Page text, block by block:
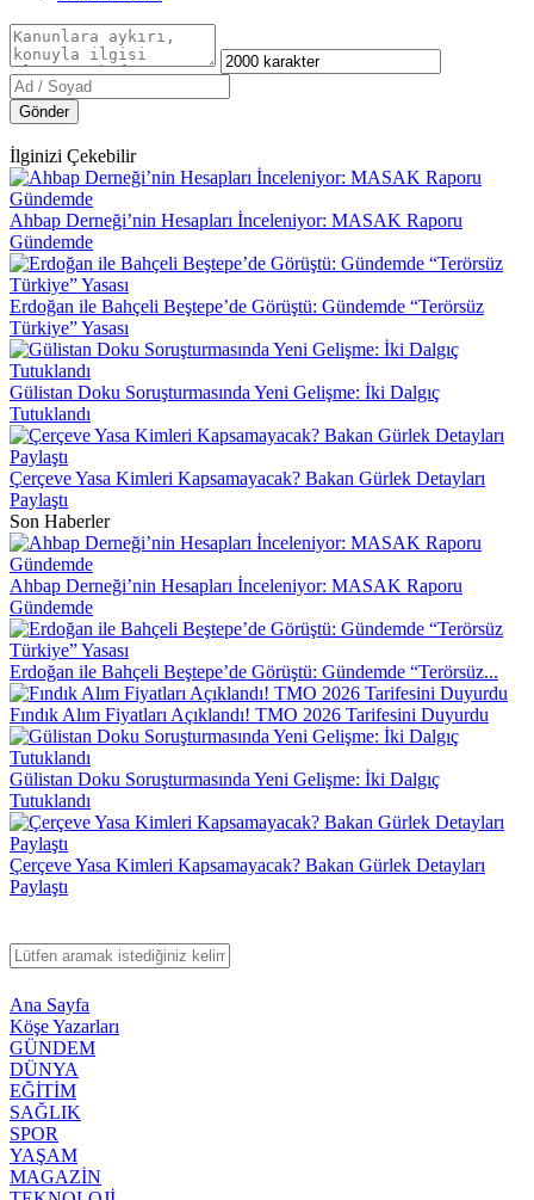
Gönder
İlginizi Çekebilir
Ahbap Derneği’nin Hesapları İnceleniyor: MASAK Raporu
Gündemde
Erdoğan ile Bahçeli Beştepe’de Görüştü: Gündemde “Terörsüz
Türkiye” Yasası
Gülistan Doku Soruşturmasında Yeni Gelişme: İki Dalgıç
Tutuklandı
Çerçeve Yasa Kimleri Kapsamayacak? Bakan Gürlek Detayları
Paylaştı
Son Haberler
Ahbap Derneği’nin Hesapları İnceleniyor: MASAK Raporu
Gündemde
Erdoğan ile Bahçeli Beştepe’de Görüştü: Gündemde “Terörsüz...
Fındık Alım Fiyatları Açıklandı! TMO 2026 Tarifesini Duyurdu
Gülistan Doku Soruşturmasında Yeni Gelişme: İki Dalgıç
Tutuklandı
Çerçeve Yasa Kimleri Kapsamayacak? Bakan Gürlek Detayları
Paylaştı
Ana Sayfa
Köşe Yazarları
GÜNDEM
DÜNYA
EĞİTİM
SAĞLIK
SPOR
YAŞAM
MAGAZİN